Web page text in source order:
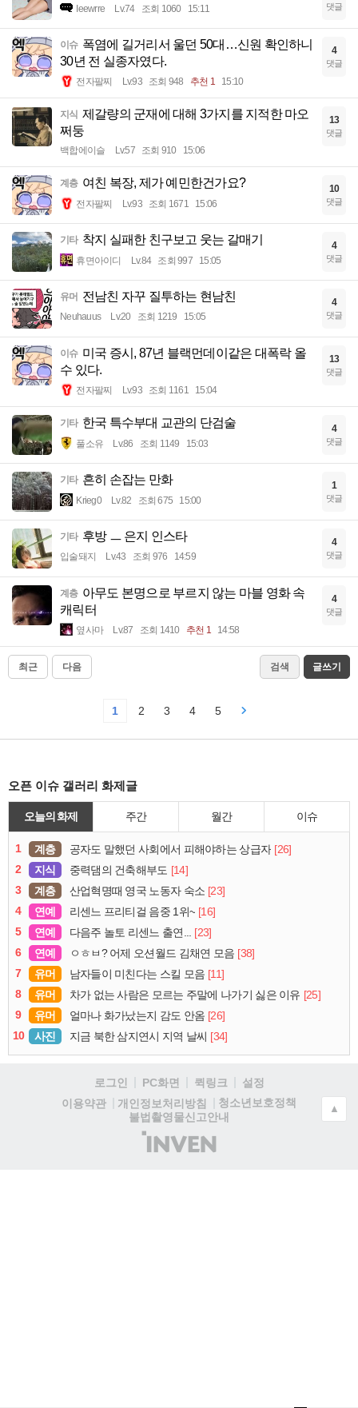
Ieewrre Lv.74 조회 1060 15:11 댓글
이슈 폭염에 길거리서 울던 50대…신원 확인하니
30년 전 실종자였다.
전자팔찌 Lv.93 조회 948 추천 1 15:10
4
댓글
지식 제갈량의 군재에 대해 3가지를 지적한 마오
쩌둥
백합에이슬 Lv.57 조회 910 15:06
13
댓글
계층 여친 복장, 제가 예민한건가요?
전자팔찌 Lv.93 조회 1671 15:06
10
댓글
기타 착지 실패한 친구보고 웃는 갈매기
휴면아이디 Lv.84 조회 997 15:05
4
댓글
유머 전남친 자꾸 질투하는 현남친
Neuhauus Lv.20 조회 1219 15:05
4
댓글
이슈 미국 증시, 87년 블랙먼데이같은 대폭락 올
수 있다.
전자팔찌 Lv.93 조회 1161 15:04
13
댓글
기타 한국 특수부대 교관의 단검술
풀소유 Lv.86 조회 1149 15:03
4
댓글
기타 흔히 손잡는 만화
Krieg0 Lv.82 조회 675 15:00
1
댓글
기타 후방 ㅡ 은지 인스타
입술돼지 Lv.43 조회 976 14:59
4
댓글
계층 아무도 본명으로 부르지 않는 마블 영화 속
캐릭터
옆사마 Lv.87 조회 1410 추천 1 14:58
4
댓글
최근 다음 검색 글쓰기
1 2 3 4 5
오픈 이슈 갤러리 화제글
오늘의 화제 주간 월간 이슈
1 계층 공자도 말했던 사회에서 피해야하는 상급자 [26]
2
지식 중력댐의 건축해부도 [14]
3
계층 산업혁명때 영국 노동자 숙소 [23]
4
연예 리센느 프리티걸 음중 1위~ [16]
5
연예 다음주 놀토 리센느 출연...
[23]
6
연예 ㅇㅎㅂ? 어제 오션월드 김채연 모음 [38]
7
유머 남자들이 미친다는 스킬 모음 [11]
8
유머 차가 없는 사람은 모르는 주말에 나가기 싫은 이유 [25]
9
유머 얼마나 화가났는지 감도 안옴 [26]
10
사진 지금 북한 삼지연시 지역 날씨 [34]
로그인 PC화면 퀵링크
설정
이용약관
개인정보처리방침
청소년보호정책
불법촬영물신고안내
(주)
인
▲